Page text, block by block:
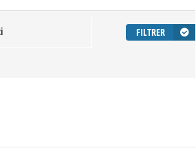
FILTRER